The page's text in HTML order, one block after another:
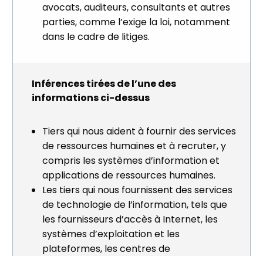
avocats, auditeurs, consultants et autres
parties, comme l’exige la loi, notamment
dans le cadre de litiges.
Inférences tirées de l’une des
informations ci-dessus
Tiers qui nous aident à fournir des services
de ressources humaines et à recruter, y
compris les systèmes d’information et
applications de ressources humaines.
Les tiers qui nous fournissent des services
de technologie de l’information, tels que
les fournisseurs d’accès à Internet, les
systèmes d’exploitation et les
plateformes, les centres de